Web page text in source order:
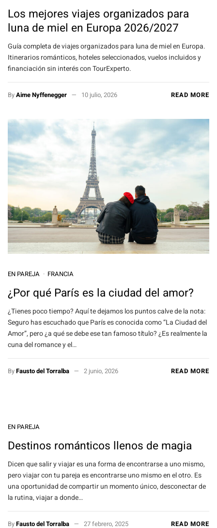
Los mejores viajes organizados para
luna de miel en Europa 2026/2027
Guía completa de viajes organizados para luna de miel en Europa.
Itinerarios románticos, hoteles seleccionados, vuelos incluidos y
financiación sin interés con TourExperto.
ByAime Nyffenegger 10 julio, 2026 READ MORE
EN PAREJA FRANCIA
¿Por qué París es la ciudad del amor?
¿Tienes poco tiempo? Aquí te dejamos los puntos calve de la nota:
Seguro has escuchado que París es conocida como “La Ciudad del
Amor”, pero ¿a qué se debe ese tan famoso título? ¿Es realmente la
cuna del romance y el…
ByFausto del Torralba 2 junio, 2026 READ MORE
EN PAREJA
Destinos románticos llenos de magia
Dicen que salir y viajar es una forma de encontrarse a uno mismo,
pero viajar con tu pareja es encontrarse uno mismo en el otro. Es
una oportunidad de compartir un momento único, desconectar de
la rutina, viajar a donde…
ByFausto del Torralba 27 febrero, 2025 READ MORE